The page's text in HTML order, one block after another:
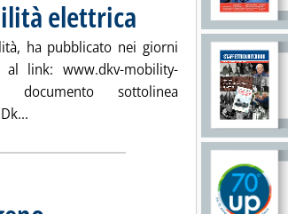
elettrica
ha pubblicato nei giorni
link: www.dkv-mobility-
Il documento sottolinea
Leggi tutta la notizia: 'Dkv Mobility
. Pubblicata venerdì 06 agosto 2021 alle 10.16.